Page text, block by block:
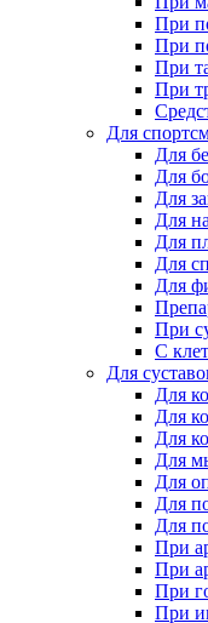
При
При
При
При
Для
Для
Для
Для
Для
Для
Для
Для
При
С
Для
Для
Для
Для
Для
Для
Для
Для
При
При
При
При